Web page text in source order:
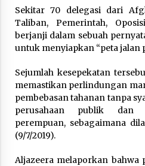
Kalkulasi Dampak
Iran dan
February 6,
PPIH Harus
January 15,
Pelunasan Haji
Serapan Kuota
Sekitar 70 delegasi dari
Taliban, Pemerintah,
berjanji dalam sebuah
untuk menyiapkan “peta jalan
Sejumlah kesepekatan
memastikan perlindungan
pembebasan tahanan tanpa
perusahaan publik dan
perempuan, sebagaimana
(9/7/2019).
Aljazeera melaporkan bahwa